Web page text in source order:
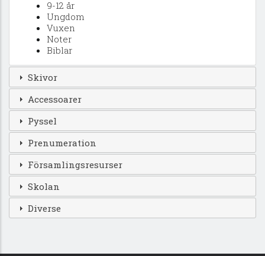
9-12 år
Ungdom
Vuxen
Noter
Biblar
Skivor
Accessoarer
Pyssel
Prenumeration
Församlingsresurser
Skolan
Diverse